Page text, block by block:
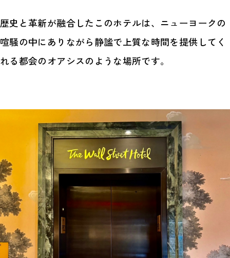
歴史と革新が融合したこのホテルは、ニューヨークの
喧騒の中にありながら静謐で上質な時間を提供してく
れる都会のオアシスのような場所です。